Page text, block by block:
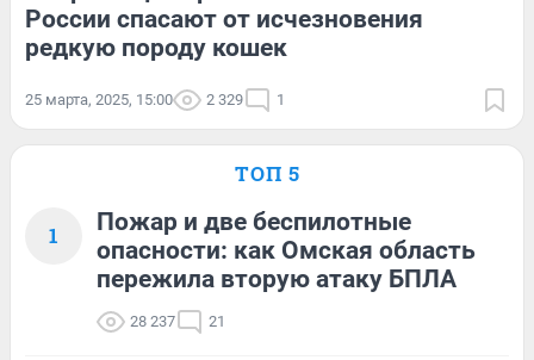
России спасают от исчезновения
редкую породу кошек
25 марта, 2025, 15:00 2 329 1
ТОП 5
1
Пожар и две беспилотные
опасности: как Омская область
пережила вторую атаку БПЛА
28 237 21